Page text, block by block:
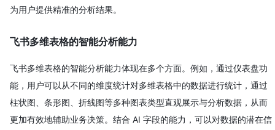
为用户提供精准的分析结果。
飞书多维表格的智能分析能力
飞书多维表格的智能分析能力体现在多个方面。例如，通过仪表盘功
能，用户可以从不同的维度统计对多维表格中的数据进行统计，通过
柱状图、条形图、折线图等多种图表类型直观展示与分析数据，从而
更加有效地辅助业务决策。结合 AI 字段的能力，可以对数据的潜在信